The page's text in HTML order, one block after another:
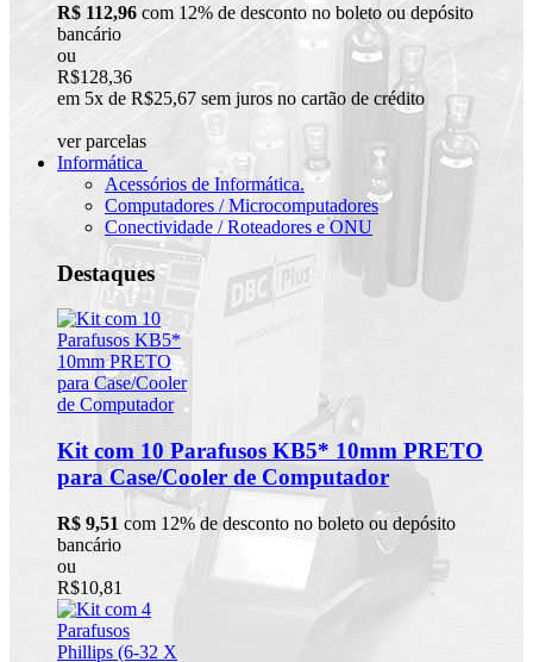
R$ 112,96 com 12% de desconto no boleto ou depósito
bancário
ou
R$128,36
em 5x de R$25,67 sem juros no cartão de crédito
ver parcelas
Informática
Acessórios de Informática.
Computadores / Microcomputadores
Conectividade / Roteadores e ONU
Destaques
Kit com 10 Parafusos KB5* 10mm PRETO
para Case/Cooler de Computador
R$ 9,51 com 12% de desconto no boleto ou depósito
bancário
ou
R$10,81